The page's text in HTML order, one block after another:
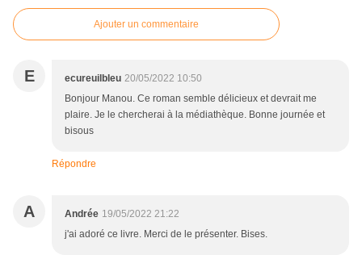
Ajouter un commentaire
E ecureuilbleu 20/05/2022 10:50
Bonjour Manou. Ce roman semble délicieux et devrait me
plaire. Je le chercherai à la médiathèque. Bonne journée et
bisous
Répondre
A Andrée 19/05/2022 21:22
j'ai adoré ce livre. Merci de le présenter. Bises.